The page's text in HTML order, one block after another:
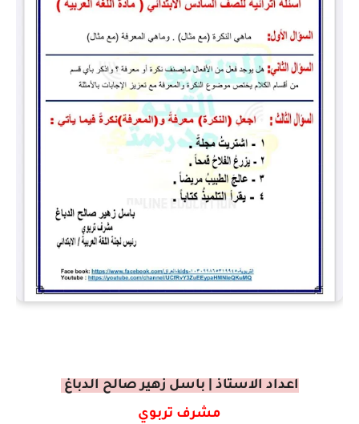
اعداد الاستاذ | باسل زهير صالح الدباغ
مشرف تربوي